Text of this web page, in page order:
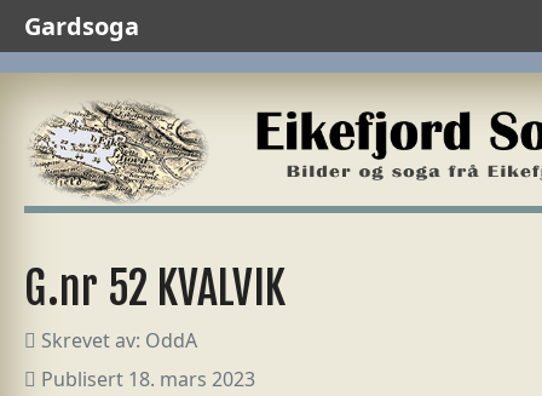
G.nr 52 KVALVIK
Skrevet av: OddA
Publisert 18. mars 2023
Gardsoga